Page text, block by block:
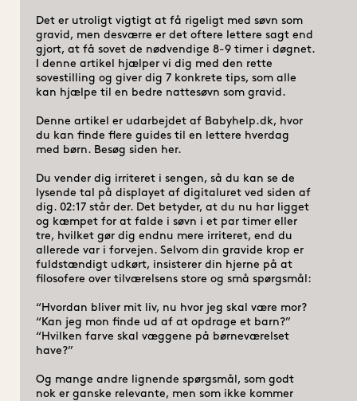
Det er utroligt vigtigt at få rigeligt med søvn som
gravid, men desværre er det oftere lettere sagt end
gjort, at få sovet de nødvendige 8-9 timer i døgnet.
I denne artikel hjælper vi dig med den rette
sovestilling og giver dig 7 konkrete tips, som alle
kan hjælpe til en bedre nattesøvn som gravid.
Denne artikel er udarbejdet af Babyhelp.dk, hvor
du kan finde flere guides til en lettere hverdag
med børn. Besøg siden her.
Du vender dig irriteret i sengen, så du kan se de
lysende tal på displayet af digitaluret ved siden af
dig. 02:17 står der. Det betyder, at du nu har ligget
og kæmpet for at falde i søvn i et par timer eller
tre, hvilket gør dig endnu mere irriteret, end du
allerede var i forvejen. Selvom din gravide krop er
fuldstændigt udkørt, insisterer din hjerne på at
filosofere over tilværelsens store og små spørgsmål:
“Hvordan bliver mit liv, nu hvor jeg skal være mor?
“Kan jeg mon finde ud af at opdrage et barn?”
“Hvilken farve skal væggene på børneværelset
have?”
Og mange andre lignende spørgsmål, som godt
nok er ganske relevante, men som ikke kommer